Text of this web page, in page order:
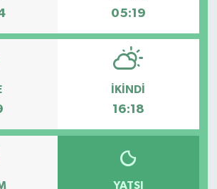
05:19
İKINDI
16:18
YATSI